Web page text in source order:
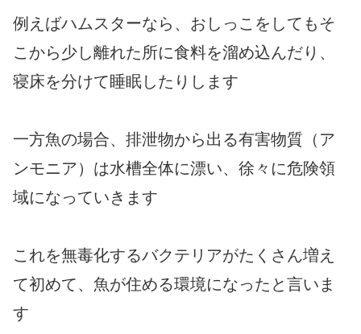
例えばハムスターなら、おしっこをしてもそ
こから少し離れた所に食料を溜め込んだり、
寝床を分けて睡眠したりします
一方魚の場合、排泄物から出る有害物質（ア
ンモニア）は水槽全体に漂い、徐々に危険領
域になっていきます
これを無毒化するバクテリアがたくさん増え
て初めて、魚が住める環境になったと言いま
す